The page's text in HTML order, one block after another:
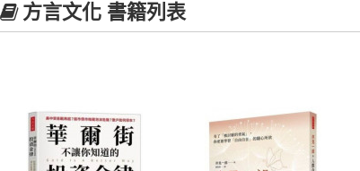
方言文化 書籍列表